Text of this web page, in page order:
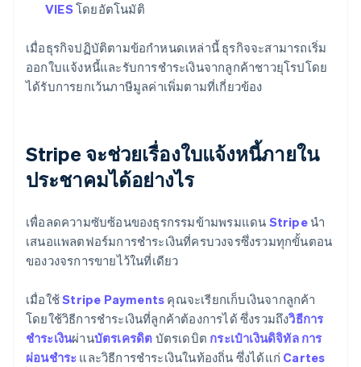
VIESโดยอัตโนมัติ
เมื่อธุรกิจปฏิบัติตามข้อกำหนดเหล่านี้ ธุรกิจจะสามารถเริ่ม
ออกใบแจ้งหนี้และรับการชำระเงินจากลูกค้าชาวยุโรปโดย
ได้รับการยกเว้นภาษีมูลค่าเพิ่มตามที่เกี่ยวข้อง
Stripe จะช่วยเรื่องใบแจ้งหนี้ภายใน
ประชาคมได้อย่างไร
เพื่อลดความซับซ้อนของธุรกรรมข้ามพรมแดน Stripeนำ
เสนอแพลตฟอร์มการชำระเงินที่ครบวงจรซึ่งรวมทุกขั้นตอน
ของวงจรการขายไว้ในที่เดียว
เมื่อใช้Stripe Payments คุณจะเรียกเก็บเงินจากลูกค้า
โดยใช้วิธีการชำระเงินที่ลูกค้าต้องการได้ ซึ่งรวมถึงวิธีการ
ชำระเงินผ่านบัตรเครดิต บัตรเดบิต กระเป๋าเงินดิจิทัล การ
ผ่อนชำระ และวิธีการชำระเงินในท้องถิ่น ซึ่งได้แก่ Cartes